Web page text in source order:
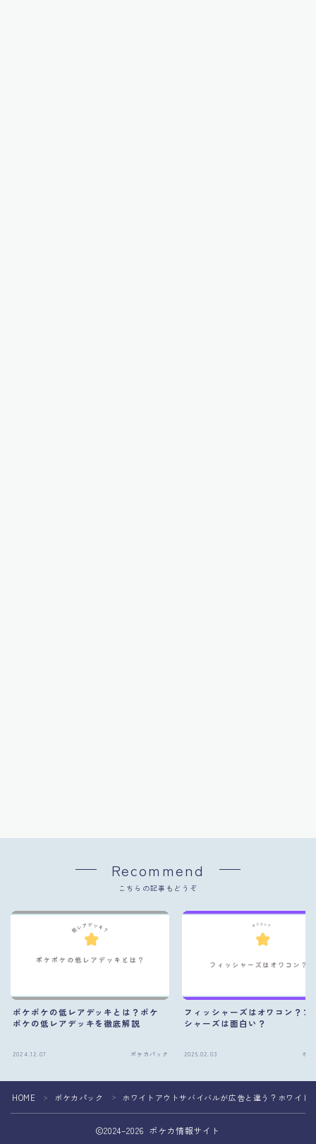
Recommend
こちらの記事もどうぞ
ポケポケの低レアデッキとは？ポケ
ポケの低レアデッキを徹底解説
2024.12.07 ポケカパック
フィッシャーズはオワコン？フ
シャーズは面白い？
2025.02.03 ポ
HOME ＞ ポケカパック ＞ ホワイトアウトサバイバルが広告と違う？ホワイト
2024–2026 ポケカ情報サイト